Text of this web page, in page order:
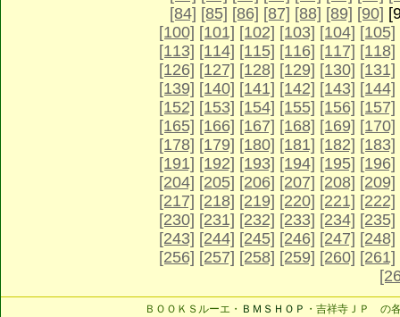
[84] [85] [86] [87] [88] [89] [90]
[100] [101] [102] [103] [104] [105]
[113] [114] [115] [116] [117] [118]
[126] [127] [128] [129] [130] [131]
[139] [140] [141] [142] [143] [144]
[152] [153] [154] [155] [156] [157]
[165] [166] [167] [168] [169] [170]
[178] [179] [180] [181] [182] [183]
[191] [192] [193] [194] [195] [196]
[204] [205] [206] [207] [208] [209]
[217] [218] [219] [220] [221] [222]
[230] [231] [232] [233] [234] [235]
[243] [244] [245] [246] [247] [248]
[256] [257] [258] [259] [260] [261]
ＢＯＯＫＳルーエ・ ＢＭＳＨＯＰ ・吉祥寺ＪＰ の